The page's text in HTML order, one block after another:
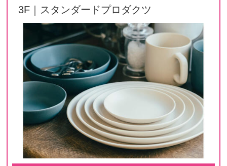
3F｜スタンダードプロダクツ